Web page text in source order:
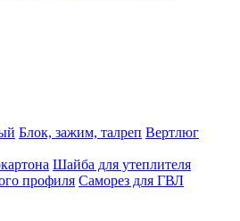
Блок, зажим, талреп Вертлюг
Шайба для утеплителя
профиля Саморез для ГВЛ